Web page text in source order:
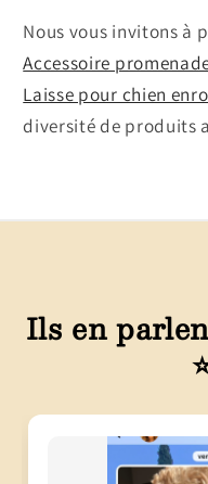
Nous vous invitons à
Accessoire
Laisse pour chien
diversité de produits
Ils en